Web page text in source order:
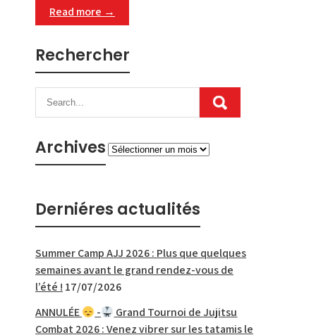
Read more →
Rechercher
ArchivesArchives
Derniéres actualités
Summer Camp AJJ 2026 : Plus que quelques
semaines avant le grand rendez-vous de
l’été ! 17/07/2026
ANNULÉE
-
Grand Tournoi de Jujitsu
Combat 2026 : Venez vibrer sur les tatamis le